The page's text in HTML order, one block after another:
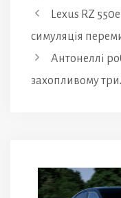
Lexus RZ
симуляція
Антонеллі
захопливому